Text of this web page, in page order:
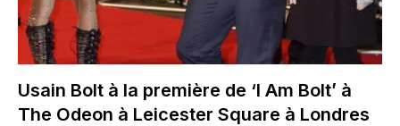
Usain Bolt à la première de ‘I Am Bolt’ à
The Odeon à Leicester Square à Londres